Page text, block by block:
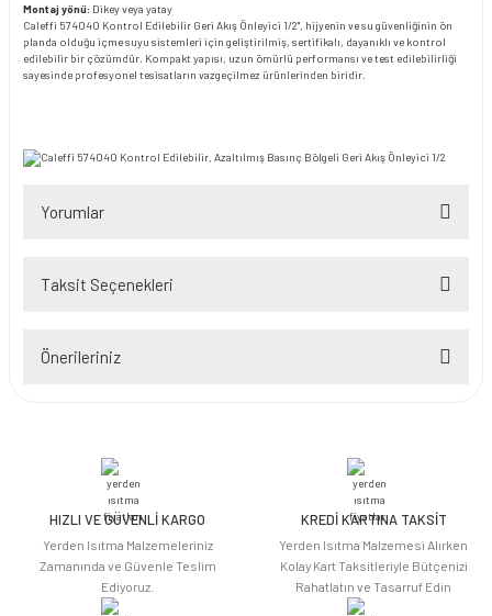
Montaj yönü: Dikey veya yatay
Caleffi 574040 Kontrol Edilebilir Geri Akış Önleyici 1/2", hijyenin ve su güvenliğinin ön
planda olduğu içme suyu sistemleri için geliştirilmiş, sertifikalı, dayanıklı ve kontrol
edilebilir bir çözümdür. Kompakt yapısı, uzun ömürlü performansı ve test edilebilirliği
sayesinde profesyonel tesisatların vazgeçilmez ürünlerinden biridir.
Yorumlar
Taksit Seçenekleri
Önerileriniz
iletebilirsiniz.
Görüş ve önerileriniz için teşekkür ederiz.
Ürün açıklamasında eksik bilgiler bulunuyor.
Ürün bilgilerinde hatalar bulunuyor.
HIZLI VE GÜVENLİ KARGO
Yerden Isıtma Malzemeleriniz
Zamanında ve Güvenle Teslim
Ediyoruz.
KREDİ KARTINA TAKSİT
Yerden Isıtma Malzemesi Alırken
Kolay Kart Taksitleriyle Bütçenizi
Rahatlatın ve Tasarruf Edin